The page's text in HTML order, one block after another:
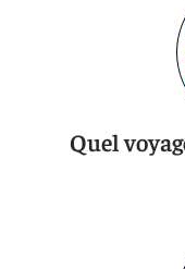
Quel